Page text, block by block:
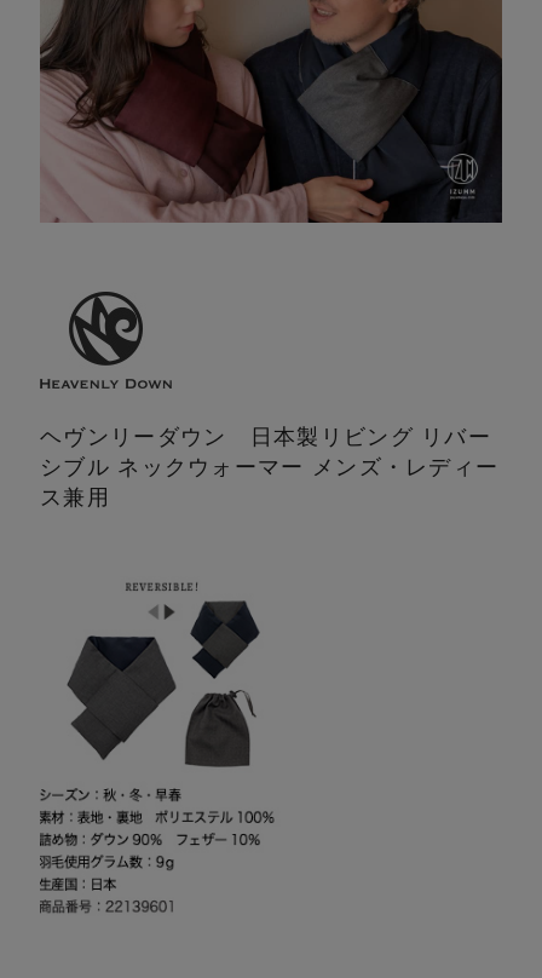
ヘヴンリーダウン 日本製 リビング リバー
シブル ネックウォーマー メンズ・レディー
ス兼用